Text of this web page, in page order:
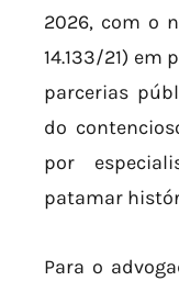
2026, com o
14.133/21) em
parcerias
do
por
patamar
Para o